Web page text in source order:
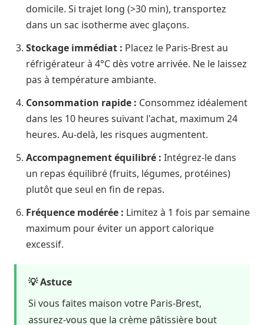
domicile. Si trajet long (>30 min), transportez
dans un sac isotherme avec glaçons.
Stockage immédiat : Placez le Paris-Brest au
réfrigérateur à 4°C dès votre arrivée. Ne le laissez
pas à température ambiante.
Consommation rapide : Consommez idéalement
dans les 10 heures suivant l'achat, maximum 24
heures. Au-delà, les risques augmentent.
Accompagnement équilibré : Intégrez-le dans
un repas équilibré (fruits, légumes, protéines)
plutôt que seul en fin de repas.
Fréquence modérée : Limitez à 1 fois par semaine
maximum pour éviter un apport calorique
excessif.
💡 Astuce
Si vous faites maison votre Paris-Brest,
assurez-vous que la crème pâtissière bout